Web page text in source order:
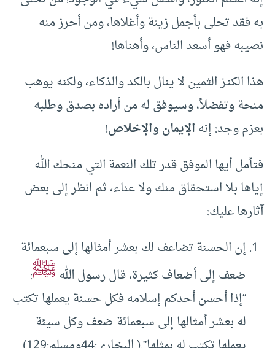
به فقد تحلى بأجمل زينة وأغلاها، ومن أحرز منه
نصيبه فهو أسعد الناس، وأهناها!
هذا الكنـز الثمين لا ينال بالكد والذكاء، ولكنه يوهب
منحة وتفضلاً، وسيوفق له من أراده بصدق وطلبه
بعزم وجد: إنهالإيمان والإخلاص!
فتأمل أيها الموفق قدر تلك النعمة التي منحك الله
إياها بلا استحقاق منك ولا عناء، ثم انظر إلى بعض
آثارها عليك:
إن الحسنة تضاعف لك بعشر أمثالها إلى سبعمائة
ضعف إلى أضعاف كثيرة، قال رسول اللهﷺ:
“إذا أحسن أحدكم إسلامه فكل حسنة يعملها تكتب
له بعشر أمثالها إلى سبعمائة ضعف وكل سيئة